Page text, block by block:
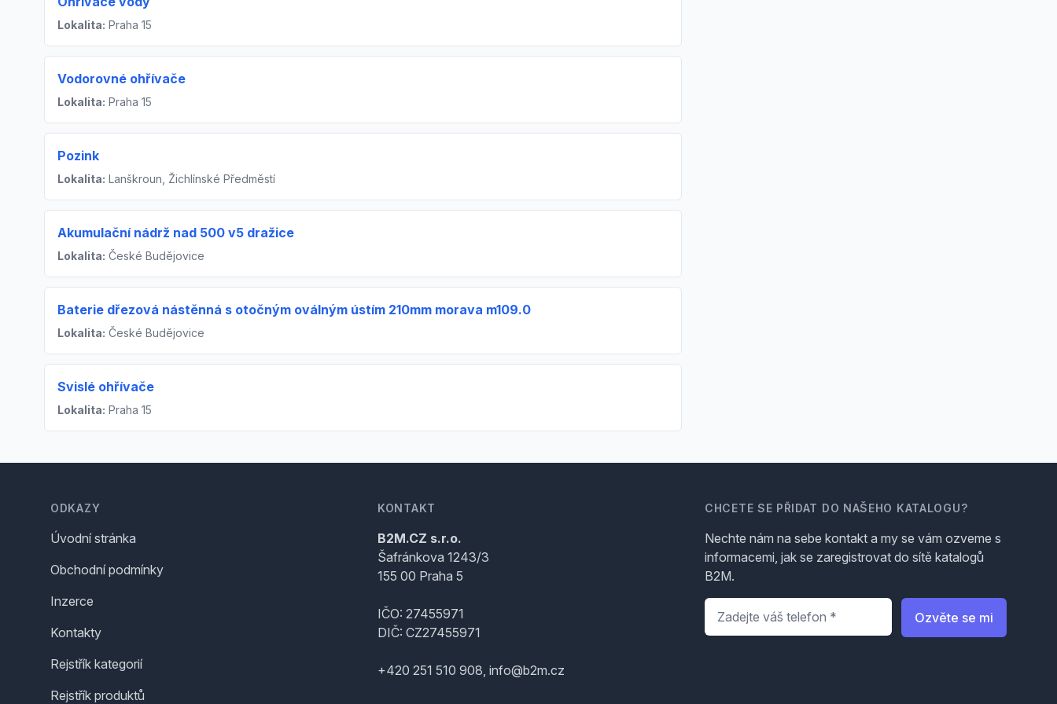
Lokalita: Praha 15
Vodorovné ohřívače
Lokalita: Praha 15
Pozink
Lokalita: Lanškroun, Žichlínské Předměstí
Akumulační nádrž nad 500 v5 dražice
Lokalita: České Budějovice
Baterie dřezová nástěnná s otočným oválným ústím 210mm morava m109.0
Lokalita: České Budějovice
Svislé ohřívače
Lokalita: Praha 15
ODKAZY
Úvodní stránka
Obchodní podmínky
Inzerce
Kontakty
Rejstřík kategorií
Rejstřík produktů
KONTAKT
B2M.CZ s.r.o.
Šafránkova 1243/3
155 00 Praha 5
IČO: 27455971
DIČ: CZ27455971
+420 251 510 908, info@b2m.cz
CHCETE SE PŘIDAT DO NAŠEHO KATALOGU?
Nechte nám na sebe kontakt a my se vám ozveme s
informacemi, jak se zaregistrovat do sítě katalogů
B2M.
Telefon
Ozvěte se mi